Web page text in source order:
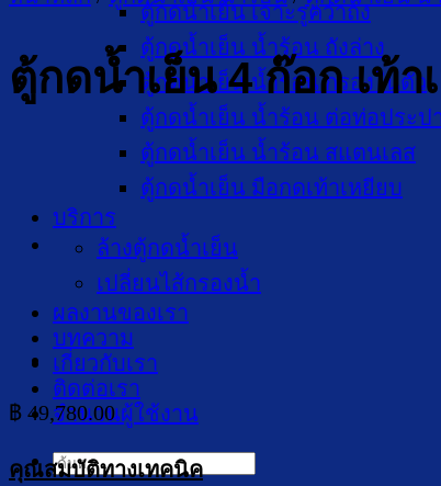
ตู้กดน้ำเย็น เจาะรูคว่ำถัง
ตู้กดน้ำเย็น น้ำร้อน ถังล่าง
ตู้กดน้ำเย็น น้ำร้อน กรองในตัว
ตู้กดน้ำเย็น น้ำร้อน ต่อท่อประป
ตู้กดน้ำเย็น น้ำร้อน สแตนเลส
ตู้กดน้ำเย็น มือกดเท้าเหยียบ
บริการ
ล้างตู้กดน้ำเย็น
เปลี่ยนไส้กรองน้ำ
ผลงานของเรา
บทความ
เกี่ยวกับเรา
ติดต่อเรา
จำนวนผู้ใช้งาน
ค้นหา:
ตู้กดน้ำเย็น 4 ก๊อก เท้า
฿ 49,780.00
คุณสมบัติทางเทคนิค